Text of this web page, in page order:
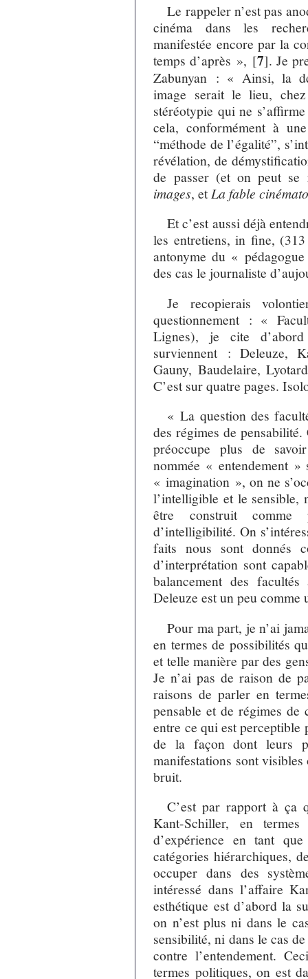
Le rappeler n’est pas
cinéma dans les
manifestée encore par la
temps d’après », [7]. Je
Zabunyan : « Ainsi, la
image serait le lieu,
stéréotypie qui ne
cela, conformément à
“méthode de l’égalité”,
révélation, de
de passer (et on peut se
images, etLa fable
Et c’est aussi déjà
les entretiens, in fine,
antonyme du «
des cas le journaliste
Je recopierais
questionnement : «
Lignes), je cite
surviennent : Deleuze,
Gauny, Baudelaire,
C’est sur quatre pages.
« La question des
des régimes de
préoccupe plus de
nommée « entendement »
« imagination », on ne
l’intelligible et le sensible,
être construit comme
d’intelligibilité. On
faits nous sont donnés
d’interprétation sont
balancement des
Deleuze est un peu
Pour ma part, je n’ai
en termes de possibilités
et telle manière par des
Je n’ai pas de raison de
raisons de parler en
pensable et de régimes de
entre ce qui est perceptible
de la façon dont leurs
manifestations sont
bruit.
C’est par rapport à ça
Kant-Schiller, en
d’expérience en tant
catégories hiérarchiques,
occuper dans des
intéressé dans l’affaire
esthétique est d’abord la
on n’est plus ni dans le
sensibilité, ni dans le cas
contre l’entendement.
termes politiques, on est